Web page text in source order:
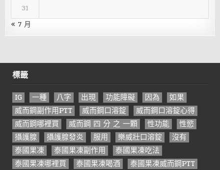
31
« 7 月
標籤
IG 一種 八字 出現 功能障礙 因為
如果
威而鋼副作用PTT
威而鋼口溶錠
威而鋼口溶錠心得
威而鋼哪裡買
威而鋼 四 分 之 一顆 性功能
性慾
攝護腺
攝護腺發炎 服用 樂威壯口溶錠
沒有
泰國果凍
泰國果凍副作用
泰國果凍吃法
泰國果凍哪裡買
泰國果凍喝酒
泰國果凍威而鋼PTT